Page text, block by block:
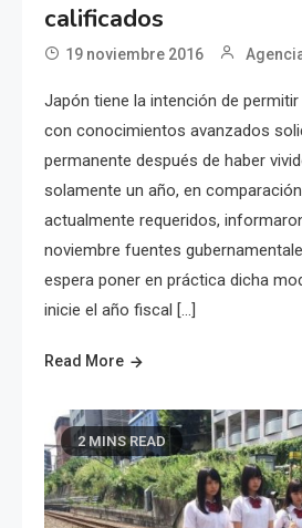
calificados
19 noviembre 2016
Japón tiene la intención de
con conocimientos avanzados
permanente después de haber
solamente un año, en
actualmente requeridos,
noviembre fuentes
espera poner en práctica dicha
inicie el año fiscal […]
Read More
2 MINS READ